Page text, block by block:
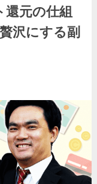
元の仕組
沢にする副